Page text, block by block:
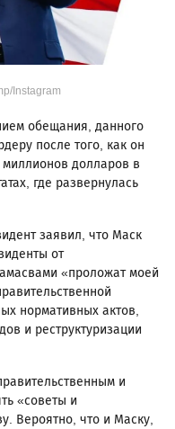
Instagram
обещания, данного
после того, как он
долларов в
где развернулась
заявил, что Маск
от
«проложат моей
нормативных актов,
и реструктуризации
и
«советы и
Вероятно, что и Маску,